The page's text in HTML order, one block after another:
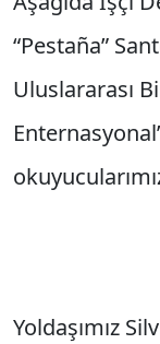
“Pestaña”
Uluslararası
Yoldaşımız